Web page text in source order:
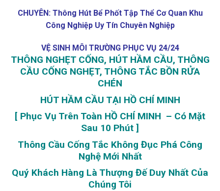
CHUYÊN: Thông Hút Bể Phốt Tập Thể Cơ Quan Khu
Công Nghiệp Uy Tín Chuyên Nghiệp
VỆ SINH MÔI TRƯỜNG PHỤC VỤ 24/24
THÔNG NGHẸT CỐNG, HÚT HẦM CẦU, THÔNG
CẦU CỐNG NGHẸT, THÔNG TẮC BỒN RỬA
CHÉN
HÚT HẦM CẦU TẠI HỒ CHÍ MINH
[ Phục Vụ Trên Toàn HỒ CHÍ MINH – Có Mặt
Sau 10 Phút ]
Thông Cầu Cống Tắc Không Đục Phá Công
Nghệ Mới Nhất
Quý Khách Hàng Là Thượng Đế Duy Nhất Của
Chúng Tôi